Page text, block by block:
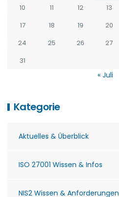
10
11 12 13
17
18 19 20
24
25 26 27
31
« Juli
Kategorie
Aktuelles & Überblick
ISO 27001 Wissen & Infos
NIS2 Wissen & Anforderungen